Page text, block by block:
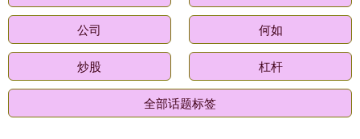
期指IC0 7877.80 +164.40 +2.13%
公司 何如
炒股 杠杆
全部话题标签